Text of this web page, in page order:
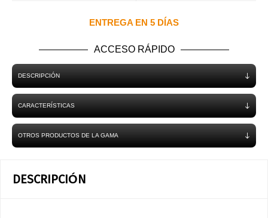
ENTREGA EN 5 DÍAS
ACCESO RÁPIDO
DESCRIPCIÓN
CARACTERÍSTICAS
OTROS PRODUCTOS DE LA GAMA
DESCRIPCIÓN